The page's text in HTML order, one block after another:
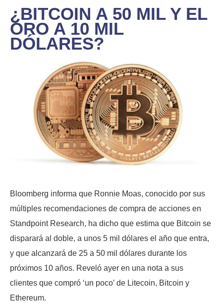
¿BITCOIN A 50 MIL Y EL
ORO A 10 MIL
DÓLARES?
Bloomberg informa que Ronnie Moas, conocido por sus
múltiples recomendaciones de compra de acciones en
Standpoint Research, ha dicho que estima que Bitcoin se
disparará al doble, a unos 5 mil dólares el año que entra,
y que alcanzará de 25 a 50 mil dólares durante los
próximos 10 años. Reveló ayer en una nota a sus
clientes que compró ‘un poco’ de Litecoin, Bitcoin y
Ethereum.